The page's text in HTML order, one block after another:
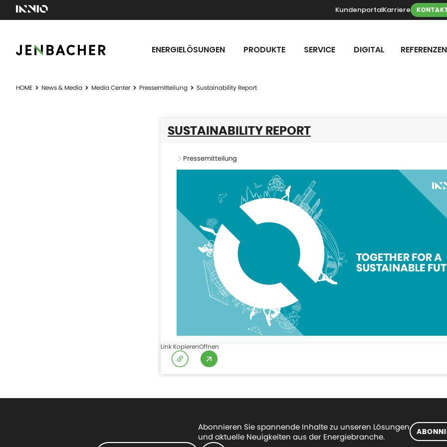
KundenportalKarriere
ENERGIELÖSUNGEN PRODUKTE SERVICE DIGITAL REFERENZEN
HOME News & Media Media Center Pressemitteilung Sustainability Report
SUSTAINABILITY REPORT
Pressemitteilung
Link KopierenOffnen
Abonnieren Sie spannende Inhalte zu unseren Lösungen
und aktuelle Neuigkeiten aus der Energiebranche.